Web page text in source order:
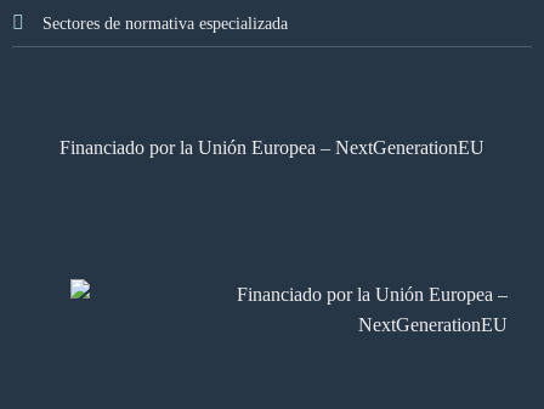
Sectores de normativa especializada
Financiado por la Unión Europea – NextGenerationEU